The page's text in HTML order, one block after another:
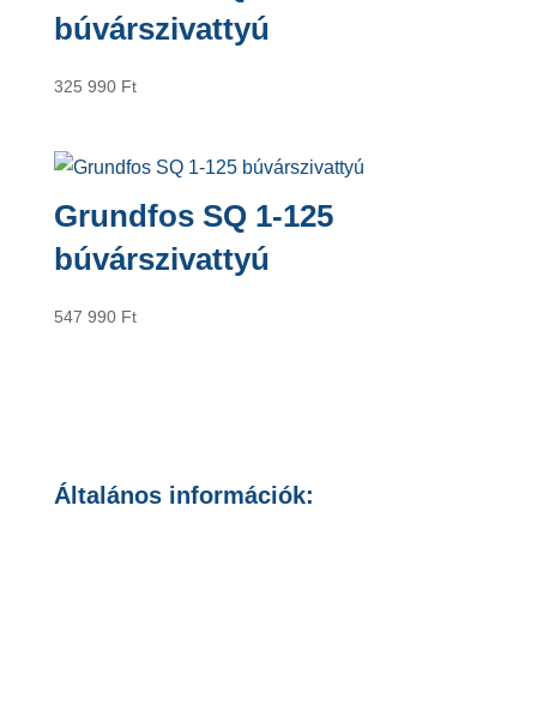
búvárszivattyú
325 990 Ft
Grundfos SQ 1-125
búvárszivattyú
547 990 Ft
Általános információk: